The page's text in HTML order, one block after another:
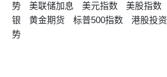
势
美联储加息 美元指数 美股指数
银
黄金期货 标普500指数 港股投资
势